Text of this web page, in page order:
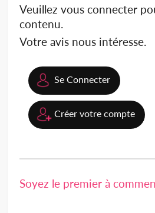
Veuillez vous connecter
contenu.
Votre avis nous intéresse.
Se Connecter
Créer votre compte
Soyez le premier à